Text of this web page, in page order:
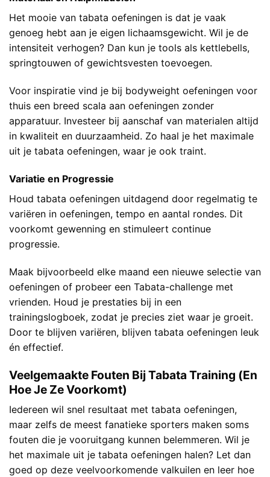
Het mooie van tabata oefeningen is dat je vaak
genoeg hebt aan je eigen lichaamsgewicht. Wil je de
intensiteit verhogen? Dan kun je tools als kettlebells,
springtouwen of gewichtsvesten toevoegen.
Voor inspiratie vind je bij bodyweight oefeningen voor
thuis een breed scala aan oefeningen zonder
apparatuur. Investeer bij aanschaf van materialen altijd
in kwaliteit en duurzaamheid. Zo haal je het maximale
uit je tabata oefeningen, waar je ook traint.
Variatie en Progressie
Houd tabata oefeningen uitdagend door regelmatig te
variëren in oefeningen, tempo en aantal rondes. Dit
voorkomt gewenning en stimuleert continue
progressie.
Maak bijvoorbeeld elke maand een nieuwe selectie van
oefeningen of probeer een Tabata-challenge met
vrienden. Houd je prestaties bij in een
trainingslogboek, zodat je precies ziet waar je groeit.
Door te blijven variëren, blijven tabata oefeningen leuk
én effectief.
Veelgemaakte Fouten Bij Tabata Training (En
Hoe Je Ze Voorkomt)
Iedereen wil snel resultaat met tabata oefeningen,
maar zelfs de meest fanatieke sporters maken soms
fouten die je vooruitgang kunnen belemmeren. Wil je
het maximale uit je tabata oefeningen halen? Let dan
goed op deze veelvoorkomende valkuilen en leer hoe